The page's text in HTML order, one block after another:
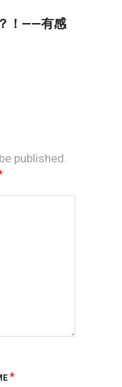
！——有感
published.
*